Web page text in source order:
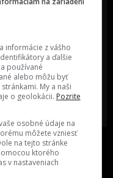
niekoho, o kom by sme
mali určite napísať?
NÁM TIP NA ČLÁNOK
informácie z vášho
a ďalšie
používané
alebo môžu byť
My a naši
o geolokácii. Pozrite
osobné údaje na
môžete vzniesť
na tejto stránke
ktorého
v nastaveniach